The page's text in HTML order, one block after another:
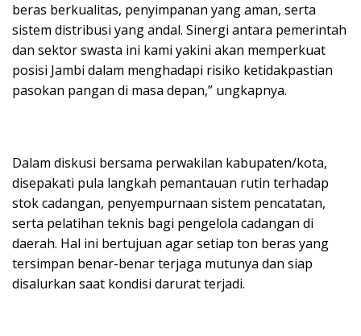
beras berkualitas, penyimpanan yang aman, serta
sistem distribusi yang andal. Sinergi antara pemerintah
dan sektor swasta ini kami yakini akan memperkuat
posisi Jambi dalam menghadapi risiko ketidakpastian
pasokan pangan di masa depan,” ungkapnya.
Dalam diskusi bersama perwakilan kabupaten/kota,
disepakati pula langkah pemantauan rutin terhadap
stok cadangan, penyempurnaan sistem pencatatan,
serta pelatihan teknis bagi pengelola cadangan di
daerah. Hal ini bertujuan agar setiap ton beras yang
tersimpan benar-benar terjaga mutunya dan siap
disalurkan saat kondisi darurat terjadi.